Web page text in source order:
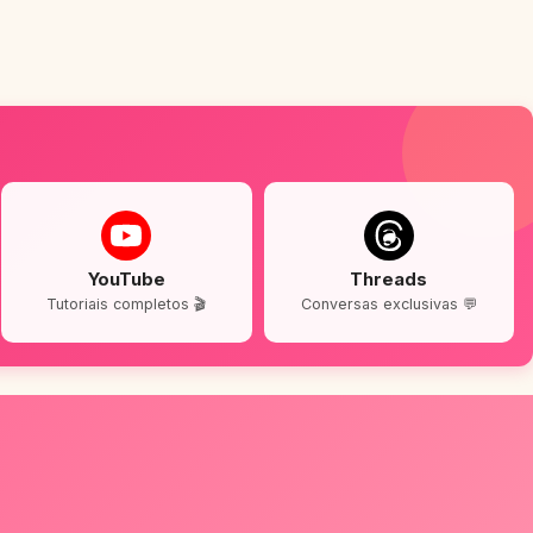
YouTube
Tutoriais completos 🎬
Threads
Conversas exclusivas 💬